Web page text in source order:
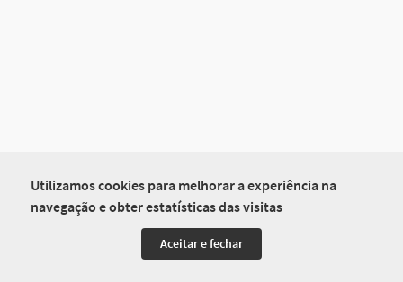
Utilizamos cookies para melhorar a experiência na
navegação e obter estatísticas das visitas
Aceitar e fechar